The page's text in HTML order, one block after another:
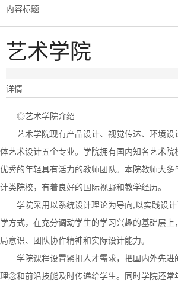
内容标题
艺术学院
详情
◎艺术学院介绍
艺术学院现有产品设计、视觉传达、环境设
体艺术设计五个专业。学院拥有国内知名艺术
优秀的年轻具有活力的教师团队。本院教师大
计类院校，有着良好的国际视野和教学经历。
学院采用以系统设计理论为导向,以实践设计
学方式，在充分调动学生的学习兴趣的基础层
局意识、团队协作精神和实际设计能力。
学院课程设置紧扣人才需求，把国内外先进
理念和前沿技能及时传递给学生。同时学院还